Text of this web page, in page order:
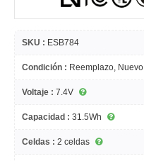
SKU : ESB784
Condición : Reemplazo, Nuevo
Voltaje : 7.4V
Capacidad : 31.5Wh
Celdas : 2 celdas